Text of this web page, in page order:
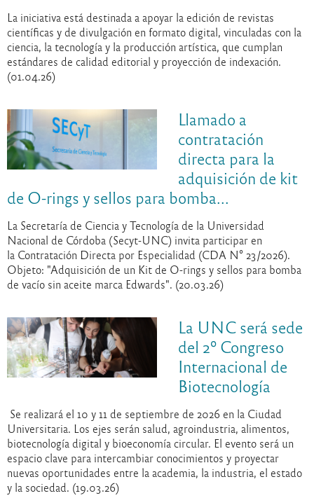
La iniciativa está destinada a apoyar la edición de revistas
científicas y de divulgación en formato digital, vinculadas con la
ciencia, la tecnología y la producción artística, que cumplan
estándares de calidad editorial y proyección de indexación.
(01.04.26)
Llamado a
contratación
directa para la
adquisición de kit
de O-rings y sellos para bomba...
La Secretaría de Ciencia y Tecnología de la Universidad
Nacional de Córdoba (Secyt-UNC) invita participar en
la Contratación Directa por Especialidad (CDA N° 23/2026).
Objeto: "Adquisición de un Kit de O-rings y sellos para bomba
de vacío sin aceite marca Edwards". (20.03.26)
La UNC será sede
del 2º Congreso
Internacional de
Biotecnología
Se realizará el 10 y 11 de septiembre de 2026 en la Ciudad
Universitaria. Los ejes serán salud, agroindustria, alimentos,
biotecnología digital y bioeconomía circular. El evento será un
espacio clave para intercambiar conocimientos y proyectar
nuevas oportunidades entre la academia, la industria, el estado
y la sociedad. (19.03.26)